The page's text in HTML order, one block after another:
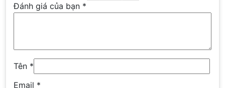
Đánh giá của bạn *
Tên *
Email *